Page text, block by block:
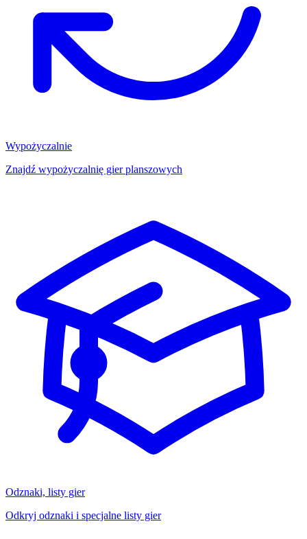
Wypożyczalnie
Znajdź wypożyczalnię gier planszowych
Odznaki, listy gier
Odkryj odznaki i specjalne listy gier